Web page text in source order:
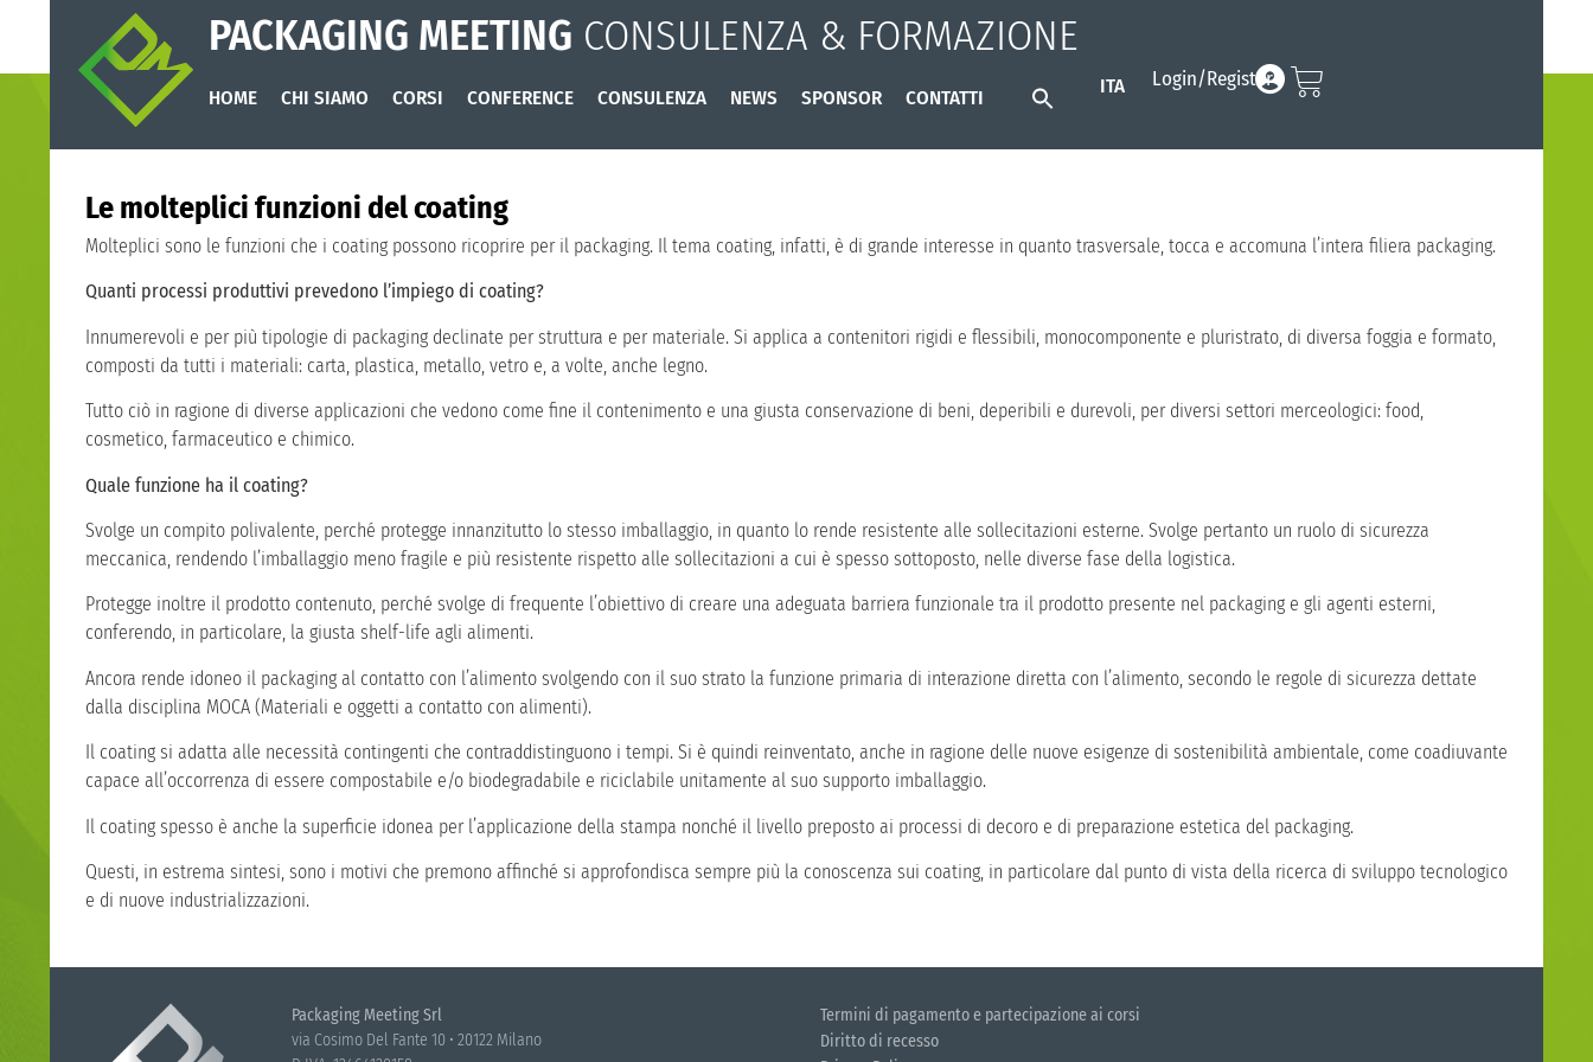
PACKAGING MEETING CONSULENZA & FORMAZIONE
HOME CHI SIAMO CORSI CONFERENCE CONSULENZA NEWS SPONSOR CONTATTI
Search
ITA Login/Register
Le molteplici funzioni del coating
Molteplici sono le funzioni che i coating possono ricoprire per il packaging. Il tema coating, infatti, è di grande interesse in quanto trasversale, tocca e accomuna l’intera filiera packaging.
Quanti processi produttivi prevedono l’impiego di coating?
Innumerevoli e per più tipologie di packaging declinate per struttura e per materiale. Si applica a contenitori rigidi e flessibili, monocomponente e pluristrato, di diversa foggia e formato,
composti da tutti i materiali: carta, plastica, metallo, vetro e, a volte, anche legno.
Tutto ciò in ragione di diverse applicazioni che vedono come fine il contenimento e una giusta conservazione di beni, deperibili e durevoli, per diversi settori merceologici: food,
cosmetico, farmaceutico e chimico.
Quale funzione ha il coating?
Svolge un compito polivalente, perché protegge innanzitutto lo stesso imballaggio, in quanto lo rende resistente alle sollecitazioni esterne. Svolge pertanto un ruolo di sicurezza
meccanica, rendendo l’imballaggio meno fragile e più resistente rispetto alle sollecitazioni a cui è spesso sottoposto, nelle diverse fase della logistica.
Protegge inoltre il prodotto contenuto, perché svolge di frequente l’obiettivo di creare una adeguata barriera funzionale tra il prodotto presente nel packaging e gli agenti esterni,
conferendo, in particolare, la giusta shelf-life agli alimenti.
Ancora rende idoneo il packaging al contatto con l’alimento svolgendo con il suo strato la funzione primaria di interazione diretta con l’alimento, secondo le regole di sicurezza dettate
dalla disciplina MOCA (Materiali e oggetti a contatto con alimenti).
Il coating si adatta alle necessità contingenti che contraddistinguono i tempi. Si è quindi reinventato, anche in ragione delle nuove esigenze di sostenibilità ambientale, come coadiuvante
capace all’occorrenza di essere compostabile e/o biodegradabile e riciclabile unitamente al suo supporto imballaggio.
Il coating spesso è anche la superficie idonea per l’applicazione della stampa nonché il livello preposto ai processi di decoro e di preparazione estetica del packaging.
Questi, in estrema sintesi, sono i motivi che premono affinché si approfondisca sempre più la conoscenza sui coating, in particolare dal punto di vista della ricerca di sviluppo tecnologico
e di nuove industrializzazioni.
Packaging Meeting Srl
via Cosimo Del Fante 10 • 20122 Milano
Termini di pagamento e partecipazione ai corsi
Diritto di recesso